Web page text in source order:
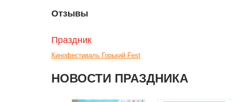
Отзывы
Праздник
Кинофестиваль Горький Fest
НОВОСТИ ПРАЗДНИКА